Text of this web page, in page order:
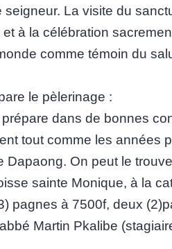
La visite du
et à la célébration
comme témoin du
le pèlerinage :
dans de bonnes
tout comme les années
Dapaong. On peut le
sainte Monique, à la
pagnes à 7500f, deux
Martin Pkalibe